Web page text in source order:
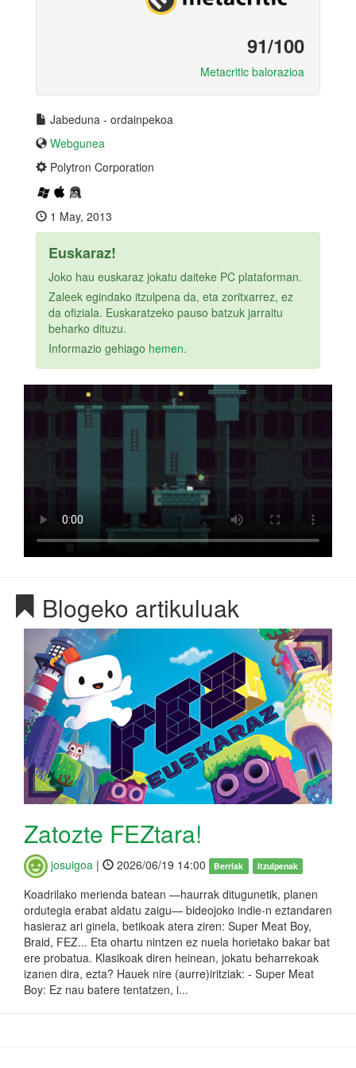
91/100
Metacritic balorazioa
Jabeduna - ordainpekoa
Webgunea
Polytron Corporation
1 May, 2013
Euskaraz!
Joko hau euskaraz jokatu daiteke PC plataforman.
Zaleek egindako itzulpena da, eta zoritxarrez, ez
da ofiziala. Euskaratzeko pauso batzuk jarraitu
beharko dituzu.
Informazio gehiago hemen.
Blogeko artikuluak
Zatozte FEZtara!
josuigoa | 2026/06/19 14:00 Berriak Itzulpenak
Koadrilako merienda batean —haurrak ditugunetik, planen
ordutegia erabat aldatu zaigu— bideojoko indie-n eztandaren
hasieraz ari ginela, betikoak atera ziren: Super Meat Boy,
Braid, FEZ... Eta ohartu nintzen ez nuela horietako bakar bat
ere probatua. Klasikoak diren heinean, jokatu beharrekoak
izanen dira, ezta? Hauek nire (aurre)iritziak: - Super Meat
Boy: Ez nau batere tentatzen, i...